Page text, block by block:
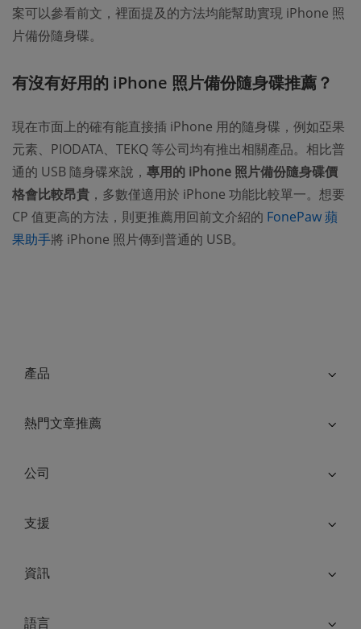
案可以參看前文，裡面提及的方法均能幫助實現 iPhone 照
片備份隨身碟。
有沒有好用的 iPhone 照片備份隨身碟推薦？
現在市面上的確有能直接插 iPhone 用的隨身碟，例如亞果
元素、PIODATA、TEKQ 等公司均有推出相關產品。相比普
通的 USB 隨身碟來說， 專用的 iPhone 照片備份隨身碟價
格會比較昂貴 ，多數僅適用於 iPhone 功能比較單一。想要
CP 值更高的方法，則更推薦用回前文介紹的 FonePaw 蘋
果助手將 iPhone 照片傳到普通的 USB。
產品
熱門文章推薦
公司
支援
資訊
語言